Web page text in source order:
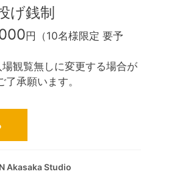
げ銭制
円（10名様限定 要予
観覧無しに変更する場合が
承願います。
Akasaka Studio